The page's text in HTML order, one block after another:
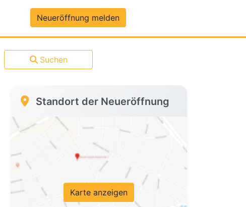
Premium-DatenNeueröffnung melden
Suchen
Standort der Neueröffnung
Karte anzeigen